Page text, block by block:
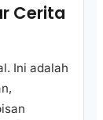
Cerita
Ini adalah